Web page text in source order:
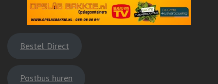
Bestel Direct
Postbus huren